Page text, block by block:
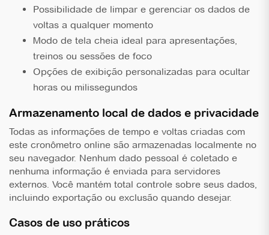
Possibilidade de limpar e gerenciar os dados de
voltas a qualquer momento
Modo de tela cheia ideal para apresentações,
treinos ou sessões de foco
Opções de exibição personalizadas para ocultar
horas ou milissegundos
Armazenamento local de dados e privacidade
Todas as informações de tempo e voltas criadas com
este cronômetro online são armazenadas localmente no
seu navegador. Nenhum dado pessoal é coletado e
nenhuma informação é enviada para servidores
externos. Você mantém total controle sobre seus dados,
incluindo exportação ou exclusão quando desejar.
Casos de uso práticos